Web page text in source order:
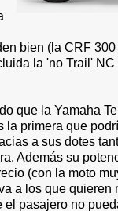
bien (la CRF 300
la 'no Trail' NC
que la Yamaha
la primera que
a sus dotes
Además su
(con la moto
a los que quieren
el pasajero no